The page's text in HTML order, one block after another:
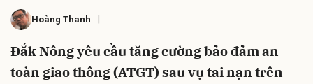
Hoàng Thanh
Đắk Nông yêu cầu tăng cường bảo đảm an
toàn giao thông (ATGT) sau vụ tai nạn trên
Hủy Gửi